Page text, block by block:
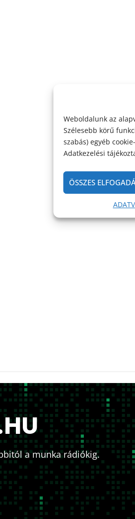
Weboldalunk az
Szélesebb körű
szabás) egyéb
Adatkezelési
ÖSSZES
a munka rádiókig.